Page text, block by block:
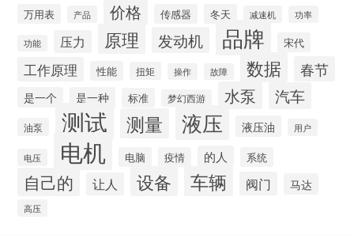
万用表 产品 价格 传感器 冬天 减速机 功率
功能 压力 原理 发动机 品牌 宋代
工作原理 性能 扭矩 操作 故障 数据 春节
是一个 是一种 标准 梦幻西游 水泵 汽车
油泵 测试 测量 液压 液压油 用户
电压 电机 电脑 疫情 的人 系统
自己的 让人 设备 车辆 阀门 马达
高压